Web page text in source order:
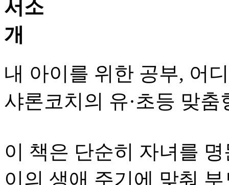
내 아이를 위한 공부, 어
샤론코치의 유·초등 맞
이 책은 단순히 자녀를
이의 생애 주기에 맞춰